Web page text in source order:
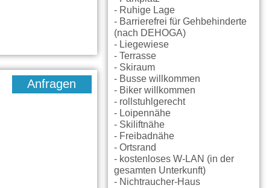
Anfragen
- Ruhige Lage
- Barrierefrei für Gehbehinderte
(nach DEHOGA)
- Liegewiese
- Terrasse
- Skiraum
- Busse willkommen
- Biker willkommen
- rollstuhlgerecht
- Loipennähe
- Skiliftnähe
- Freibadnähe
- Ortsrand
- kostenloses W-LAN (in der
gesamten Unterkunft)
- Nichtraucher-Haus